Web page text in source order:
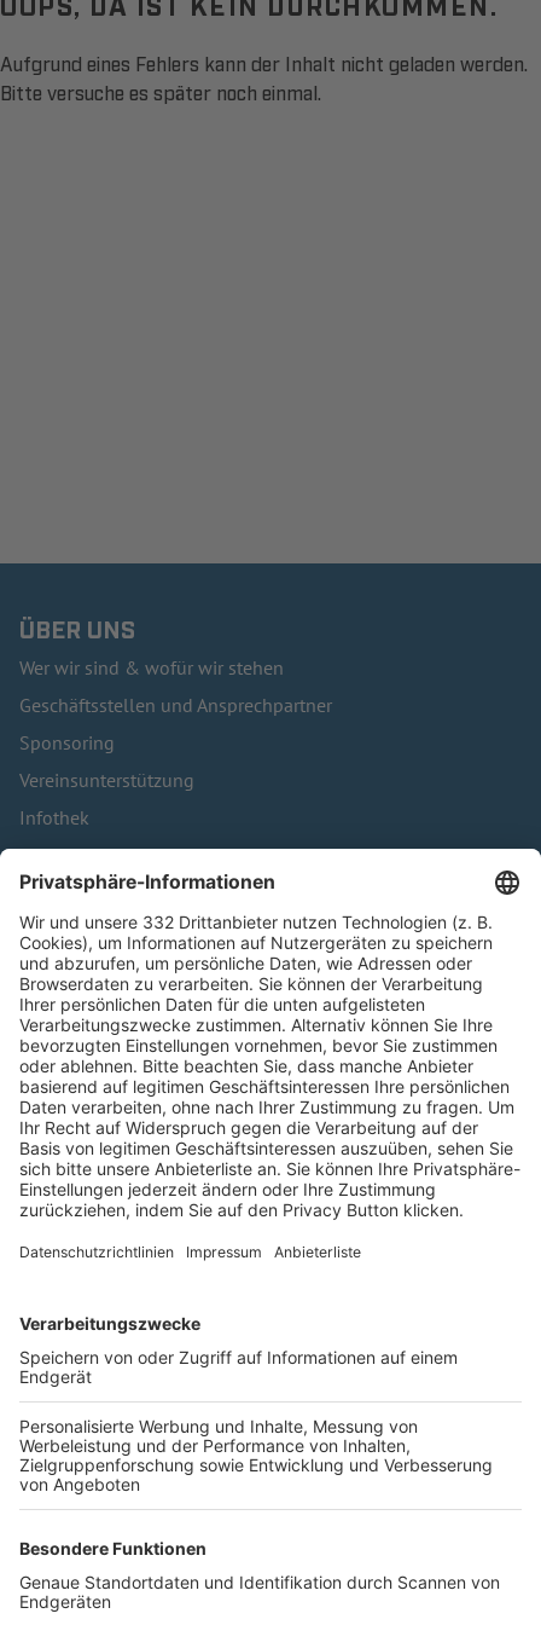
Aufgrund eines Fehlers kann der Inhalt nicht geladen werden.
Bitte versuche es später noch einmal.
ÜBER UNS
Wer wir sind & wofür wir stehen
Geschäftsstellen und Ansprechpartner
Sponsoring
Vereinsunterstützung
Infothek
Kontakt
HÄUFIG BESUCHTE SEITEN
Pässe und Vereinswechsel
Trainerausbildung
Schulungsangebot Vereinsmitarbeiter
BFV-Geschäftsstellen
Trainerbörse
Login SpielPlus
FOLGE DEM BFV
TOP-VEREINE
TOP-PARTNER